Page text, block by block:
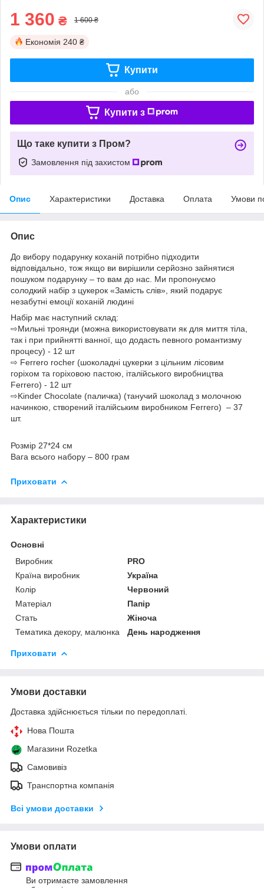
1 360 ₴ 1 600 ₴
Економія 240 ₴
Купити
або
Купити з
Що таке купити з Пром?
Замовлення під захистом
Опис Характеристики Доставка Оплата Умови
Опис
До вибору подарунку коханій потрібно підходити
відповідально, тож якщо ви вирішили серйозно зайнятися
пошуком подарунку – то вам до нас. Ми пропонуємо
солодкий набір з цукерок «Замість слів», який подарує
незабутні емоції коханій людині
Набір має наступний склад:
⇨Мильні троянди (можна використовувати як для миття тіла,
так і при прийнятті ванної, що додасть певного романтизму
процесу) - 12 шт
⇨ Ferrero rocher (шоколадні цукерки з цільним лісовим
горіхом та горіховою пастою, італійського виробництва
Ferrero) - 12 шт
⇨Kinder Chocolate (паличка) (танучий шоколад з молочною
начинкою, створений італійським виробником Ferrero) – 37
шт.
Розмір 27*24 см
Вага всього набору – 800 грам
Приховати
Характеристики
Основні
Виробник
PRO
Країна виробник
Україна
Колір
Червоний
Матеріал
Папір
Стать
Жіноча
Тематика декору, малюнка
День народження
Приховати
Умови доставки
Доставка здійснюється тільки по передоплаті.
Нова Пошта
Магазини Rozetka
Самовивіз
Транспортна компанія
Всі умови доставки
Умови оплати
Ви отримаєте замовлення